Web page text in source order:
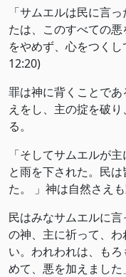
「サムエルは民に言
たは、このすべての
をやめず、心をつく
12:20)
罪は神に背くことで
えをし、主の掟を破
る。
「そしてサムエルが
と雨を下された。民
た。 」神は自然さえ
民はみなサムエルに
の神、主に祈って、
い。われわれは、も
めて、悪を加えまし